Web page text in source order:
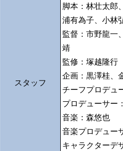
スタッフ
脚本：林壮太郎
浦有為子、小林
監督：市野龍一
靖
監修：塚越隆行
企画：黒澤桂、
チーフプロデュ
プロデューサー
音楽：森悠也
音楽プロデュー
キャラクターデ